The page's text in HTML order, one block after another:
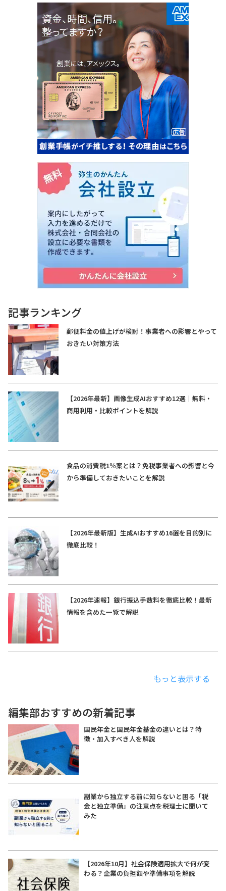
記事ランキング
郵便料金の値上げが検討！事業者への影響とやって
おきたい対策方法
【2026年最新】画像生成AIおすすめ12選｜無料・
商用利用・比較ポイントを解説
食品の消費税1％案とは？免税事業者への影響と今
から準備しておきたいことを解説
【2026年最新版】生成AIおすすめ16選を目的別に
徹底比較！
【2026年速報】銀行振込手数料を徹底比較！最新
情報を含めた一覧で解説
もっと表示する
編集部おすすめの新着記事
国民年金と国民年金基金の違いとは？特
徴・加入すべき人を解説
副業から独立する前に知らないと困る「税
金と独立準備」の注意点を税理士に聞いて
みた
【2026年10月】社会保険適用拡大で何が変
わる？企業の負担額や準備事項を解説